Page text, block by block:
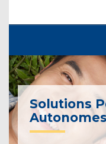
Solutions
Autonomes